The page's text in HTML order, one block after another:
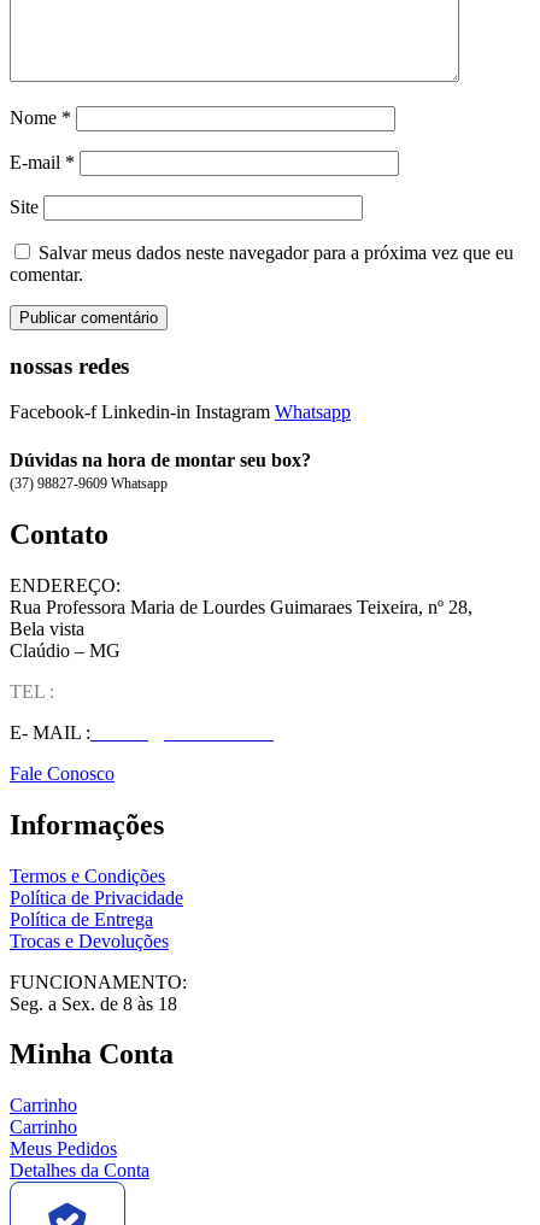
Nome *
E-mail *
Site
Salvar meus dados neste navegador para a próxima vez que eu
comentar.
nossas redes
Facebook-f Linkedin-in Instagram Whatsapp
Dúvidas na hora de montar seu box?
(37) 98827-9609 Whatsapp
Contato
ENDEREÇO:
Rua Professora Maria de Lourdes Guimaraes Teixeira, nº 28,
Bela vista
Claúdio – MG
TEL :
E- MAIL :
Fale Conosco
Informações
Termos e Condições
Política de Privacidade
Política de Entrega
Trocas e Devoluções
FUNCIONAMENTO:
Seg. a Sex. de 8 às 18
Minha Conta
Carrinho
Carrinho
Meus Pedidos
Detalhes da Conta